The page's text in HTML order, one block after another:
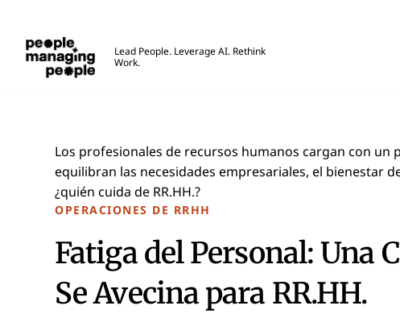
Lead People. Leverage AI. Rethink
Work.
OPERACIONES DE RRHH
Fatiga del Personal: Una
Se Avecina para RR.HH.
Los profesionales de recursos humanos cargan con un
equilibran las necesidades empresariales, el bienestar
¿quién cuida de RR.HH.?